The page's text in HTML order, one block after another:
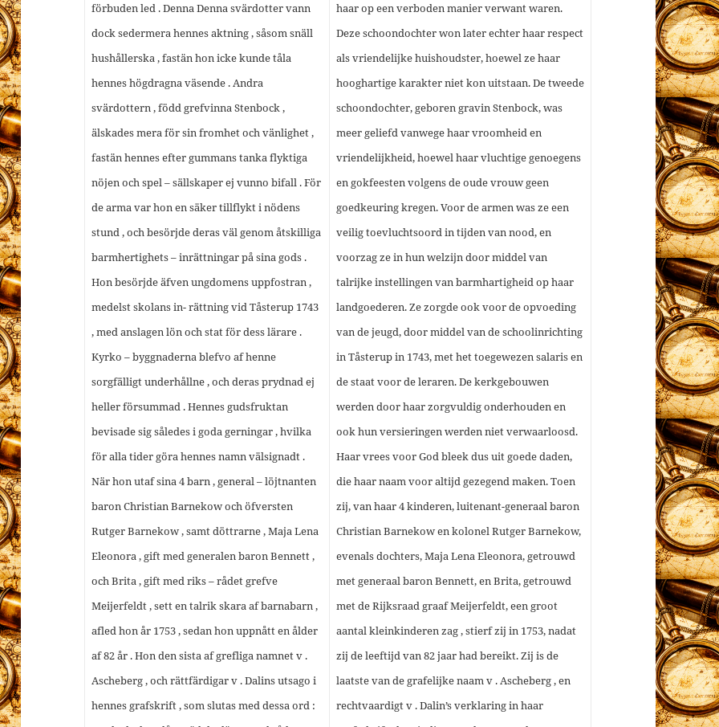
förbuden led . Denna Denna svärdotter vann
dock sedermera hennes aktning , såsom snäll
hushållerska , fastän hon icke kunde tåla
hennes högdragna väsende . Andra
svärdottern , född grefvinna Stenbock ,
älskades mera för sin fromhet och vänlighet ,
fastän hennes efter gummans tanka flyktiga
nöjen och spel – sällskaper ej vunno bifall . För
de arma var hon en säker tillflykt i nödens
stund , och besörjde deras väl genom åtskilliga
barmhertighets – inrättningar på sina gods .
Hon besörjde äfven ungdomens uppfostran ,
medelst skolans in- rättning vid Tåsterup 1743
, med anslagen lön och stat för dess lärare .
Kyrko – byggnaderna blefvo af henne
sorgfälligt underhållne , och deras prydnad ej
heller försummad . Hennes gudsfruktan
bevisade sig således i goda gerningar , hvilka
för alla tider göra hennes namn välsignadt .
När hon utaf sina 4 barn , general – löjtnanten
baron Christian Barnekow och öfversten
Rutger Barnekow , samt döttrarne , Maja Lena
Eleonora , gift med generalen baron Bennett ,
och Brita , gift med riks – rådet grefve
Meijerfeldt , sett en talrik skara af barnabarn ,
afled hon år 1753 , sedan hon uppnått en ålder
af 82 år . Hon den sista af grefliga namnet v .
Ascheberg , och rättfärdigar v . Dalins utsago i
hennes grafskrift , som slutas med dessa ord :
haar op een verboden manier verwant waren.
Deze schoondochter won later echter haar respect
als vriendelijke huishoudster, hoewel ze haar
hooghartige karakter niet kon uitstaan. De tweede
schoondochter, geboren gravin Stenbock, was
meer geliefd vanwege haar vroomheid en
vriendelijkheid, hoewel haar vluchtige genoegens
en gokfeesten volgens de oude vrouw geen
goedkeuring kregen.Voor de armen was ze een
veilig toevluchtsoord in tijden van nood, en
voorzag ze in hun welzijn door middel van
talrijke instellingen van barmhartigheid op haar
landgoederen. Ze zorgde ook voor de opvoeding
van de jeugd, door middel van de schoolinrichting
in Tåsterup in 1743, met het toegewezen salaris en
de staat voor de leraren. De kerkgebouwen
werden door haar zorgvuldig onderhouden en
ook hun versieringen werden niet verwaarloosd.
Haar vrees voor God bleek dus uit goede daden,
die haar naam voor altijd gezegend maken. Toen
zij, van haar 4 kinderen, luitenant-generaal baron
Christian Barnekow en kolonel Rutger Barnekow,
evenals dochters, Maja Lena Eleonora, getrouwd
met generaal baron Bennett, en Brita, getrouwd
met de Rijksraad graaf Meijerfeldt, een groot
aantal kleinkinderen zag , stierf zij in 1753, nadat
zij de leeftijd van 82 jaar had bereikt. Zij is de
laatste van de grafelijke naam v . Ascheberg , en
rechtvaardigt v . Dalin’s verklaring in haar